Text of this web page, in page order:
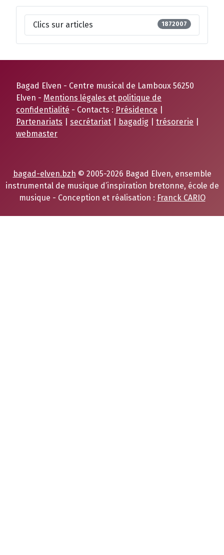
Clics sur articles 1872007
Bagad Elven - Centre musical de Lamboux 56250
Elven - Mentions légales et politique de
confidentialité - Contacts : Présidence
Partenariats
secrétariat bagadig trésorerie
webmaster
bagad-elven.bzh © 2005-2026 Bagad Elven, ensemble
instrumental de musique d’inspiration bretonne, école de
musique - Conception et réalisation : Franck CARIO